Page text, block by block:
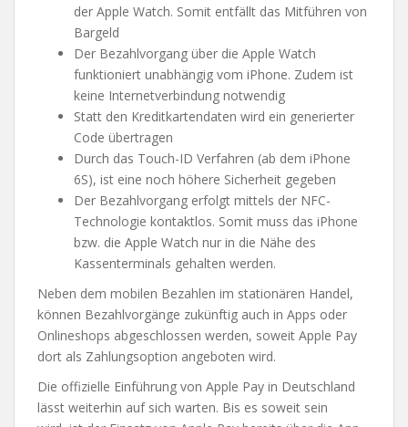
der Apple Watch. Somit entfällt das Mitführen von
Bargeld
Der Bezahlvorgang über die Apple Watch
funktioniert unabhängig vom iPhone. Zudem ist
keine Internetverbindung notwendig
Statt den Kreditkartendaten wird ein generierter
Code übertragen
Durch das Touch-ID Verfahren (ab dem iPhone
6S), ist eine noch höhere Sicherheit gegeben
Der Bezahlvorgang erfolgt mittels der NFC-
Technologie kontaktlos. Somit muss das iPhone
bzw. die Apple Watch nur in die Nähe des
Kassenterminals gehalten werden.
Neben dem mobilen Bezahlen im stationären Handel,
können Bezahlvorgänge zukünftig auch in Apps oder
Onlineshops abgeschlossen werden, soweit Apple Pay
dort als Zahlungsoption angeboten wird.
Die offizielle Einführung von Apple Pay in Deutschland
lässt weiterhin auf sich warten. Bis es soweit sein